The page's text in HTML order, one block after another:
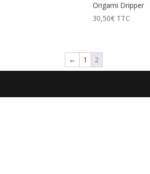
Origami Dripper
30,50€ TTC
← 1 2